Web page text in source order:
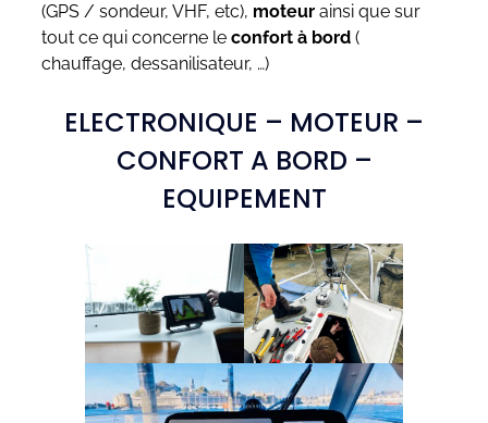
(GPS / sondeur, VHF, etc), moteur ainsi que sur
tout ce qui concerne le confort à bord (
chauffage, dessanilisateur, …)
ELECTRONIQUE – MOTEUR –
CONFORT A BORD –
EQUIPEMENT